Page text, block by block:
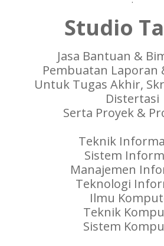
Studio
Jasa Bantuan &
Pembuatan Laporan
Untuk Tugas Akhir,
Distertasi
Serta Proyek &
Teknik
Sistem
Manajemen
Teknologi
Ilmu
Teknik
Sistem